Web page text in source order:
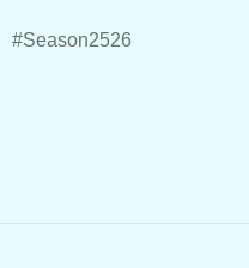
Season2526